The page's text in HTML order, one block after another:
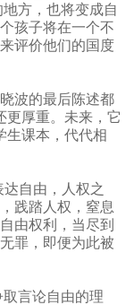
方，也将变成自
孩子将在一个不
评价他们的国度
波的最后陈述都
更厚重。未来，它
生课本，代代相
自由，人权之
践踏人权，窒息
由权利，当尽到
罪，即便为此被
言论自由的理